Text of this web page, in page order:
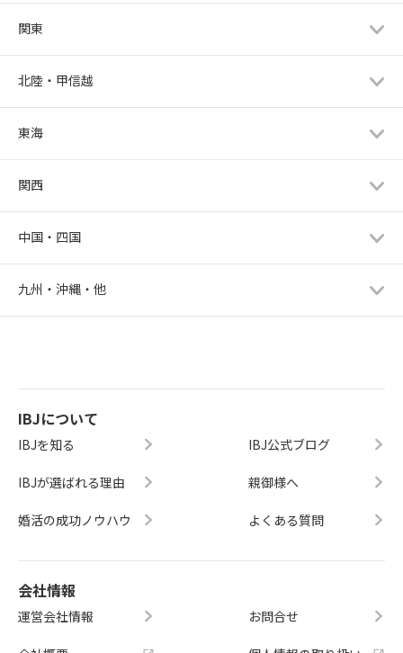
関東
北陸・甲信越
東海
関西
中国・四国
九州・沖縄・他
IBJについて
IBJを知る
IBJが選ばれる理由
婚活の成功ノウハウ
IBJ公式ブログ
親御様へ
よくある質問
会社情報
運営会社情報 お問合せ